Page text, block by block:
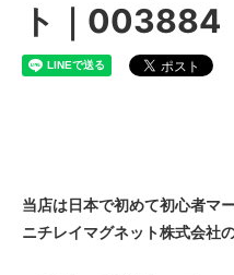
ト｜003884
当店は日本で初めて初心者マ
ニチレイマグネット株式会社